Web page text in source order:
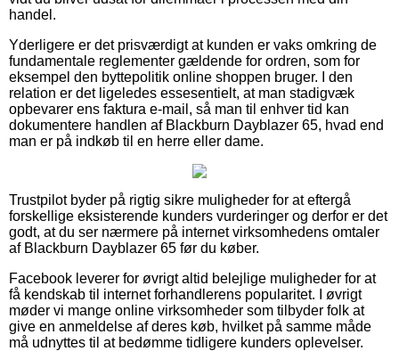
handel.
Yderligere er det prisværdigt at kunden er vaks omkring de
fundamentale reglementer gældende for ordren, som for
eksempel den byttepolitik online shoppen bruger. I den
relation er det ligeledes essesentielt, at man stadigvæk
opbevarer ens faktura e-mail, så man til enhver tid kan
dokumentere handlen af Blackburn Dayblazer 65, hvad end
man er på indkøb til en herre eller dame.
Trustpilot byder på rigtig sikre muligheder for at eftergå
forskellige eksisterende kunders vurderinger og derfor er det
godt, at du ser nærmere på internet virksomhedens omtaler
af Blackburn Dayblazer 65 før du køber.
Facebook leverer for øvrigt altid belejlige muligheder for at
få kendskab til internet forhandlerens popularitet. I øvrigt
møder vi mange online virksomheder som tilbyder folk at
give en anmeldelse af deres køb, hvilket på samme måde
må udnyttes til at bedømme tidligere kunders oplevelser.